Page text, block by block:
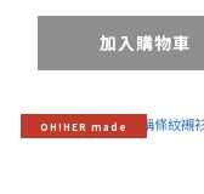
加入購物車
OH!HER made